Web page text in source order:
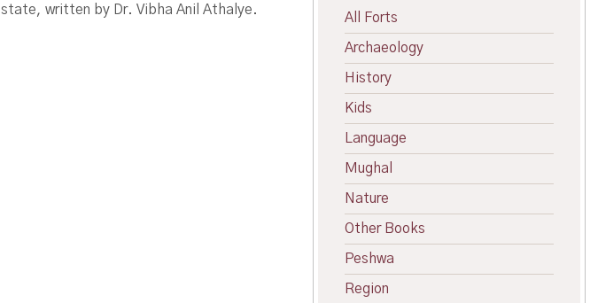
written by Dr. Vibha Anil Athalye.
All Forts
Archaeology
History
Kids
Language
Mughal
Nature
Other Books
Peshwa
Region